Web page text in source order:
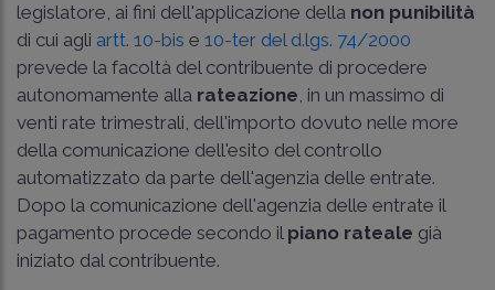
legislatore, ai fini dell'applicazione della non punibilità
di cui agli artt. 10-bis e 10-ter del d.lgs. 74/2000
prevede la facoltà del contribuente di procedere
autonomamente alla rateazione, in un massimo di
venti rate trimestrali, dell'importo dovuto nelle more
della comunicazione dell'esito del controllo
automatizzato da parte dell'agenzia delle entrate.
Dopo la comunicazione dell'agenzia delle entrate il
pagamento procede secondo il piano rateale già
iniziato dal contribuente.